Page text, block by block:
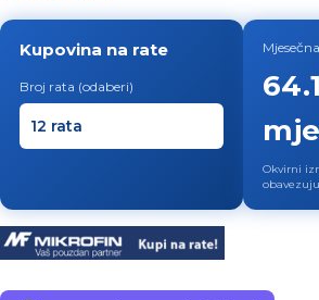
Kupovina na rate
Broj rata (odaberi)
Okvirni